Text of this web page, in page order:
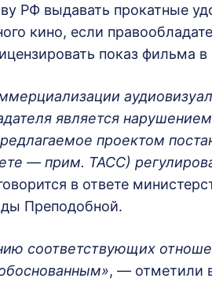
РФ выдавать прокатные
кино, если
показ фильма в
является нарушением
проектом
— прим. ТАСС)
в ответе
Преподобной.
соответствующих
, — отметили